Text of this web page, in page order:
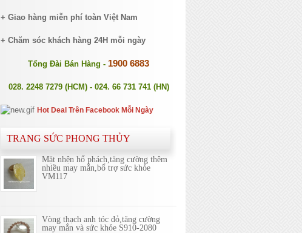
+ Giao hàng miễn phí toàn Việt Nam
+ Chăm sóc khách hàng 24H mỗi ngày
Tổng Đài Bán Hàng - 1900 6883
028. 2248 7279 (HCM) - 024. 66 731 741 (HN)
Hot Deal Trên Facebook Mỗi Ngày
TRANG SỨC PHONG THỦY
Mặt nhện hổ phách,tăng cường thêm
nhiều may mắn,bổ trợ sức khỏe
VM117
Vòng thạch anh tóc đỏ,tăng cường
may mắn và sức khỏe S910-2080